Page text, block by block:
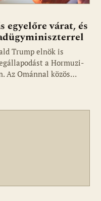
egyelőre várat, és
Trump elnök is
a Hormuzi-
Az Ománnal közös…